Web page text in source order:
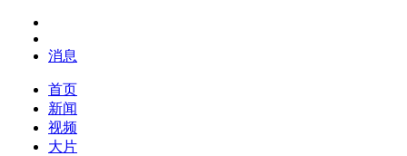
消息
首页
新闻
视频
大片